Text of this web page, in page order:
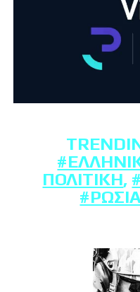
ΠΟΛΙΤΙΚΉ,
#ΡΩΣΊΑ